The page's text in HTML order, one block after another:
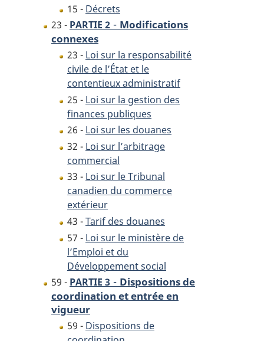
15 - Décrets
23 - PARTIE 2 - Modifications
connexes
23 - Loi sur la responsabilité
civile de l’État et le
contentieux administratif
25 - Loi sur la gestion des
finances publiques
26 - Loi sur les douanes
32 - Loi sur l’arbitrage
commercial
33 - Loi sur le Tribunal
canadien du commerce
extérieur
43 -Tarif des douanes
57 - Loi sur le ministère de
l’Emploi et du
Développement social
59 - PARTIE 3 - Dispositions de
coordination et entrée en
vigueur
59 - Dispositions de